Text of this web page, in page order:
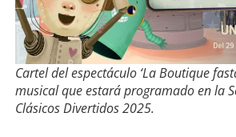
Cartel del espectáculo ‘La Boutique
musical que estará programado en la
Clásicos Divertidos 2025.